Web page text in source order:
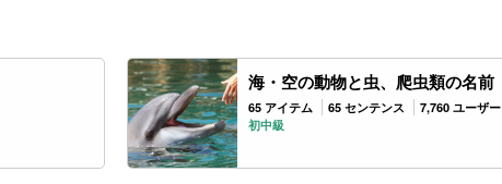
海・空の動物と虫、爬虫類の名前
65 アイテム 65 センテンス
7,760 ユーザー
初中級